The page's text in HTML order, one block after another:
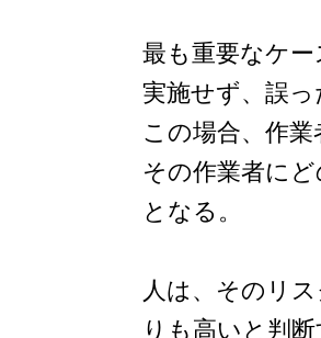
最も重要なケ
実施せず、誤
この場合、作
その作業者に
となる。
人は、そのリ
りも高いと判